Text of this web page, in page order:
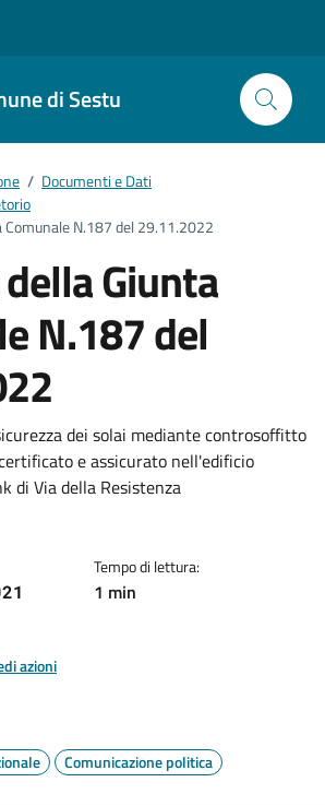
di Sestu
/ Documenti e Dati
Comunale N.187 del 29.11.2022
Giunta
N.187 del
documento
dei solai mediante controsoffitto
e assicurato nell'edificio
di Via della Resistenza
Tempo di lettura:
1 min
azioni
Comunicazione politica